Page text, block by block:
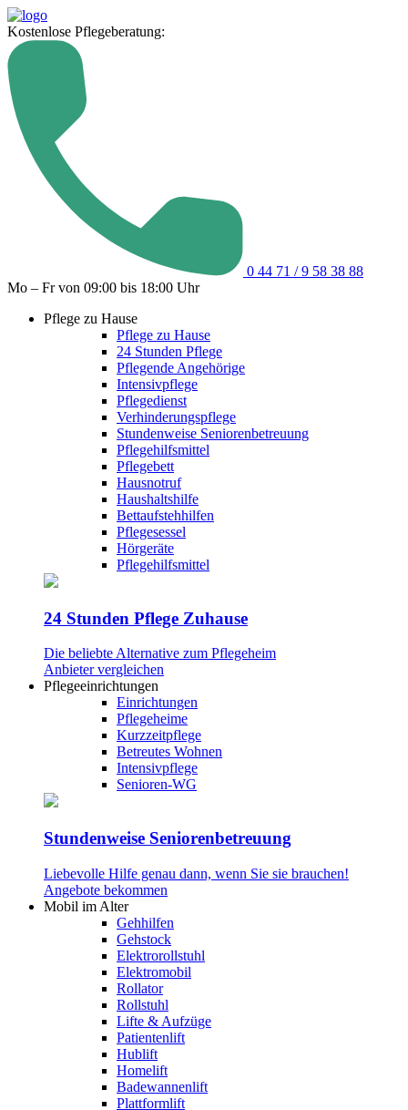
Kostenlose Pflegeberatung:
0 44 71 / 9 58 38 88
Mo – Fr von 09:00 bis 18:00 Uhr
Pflege zu Hause
Pflege zu Hause
24 Stunden Pflege
Pflegende Angehörige
Intensivpflege
Pflegedienst
Verhinderungspflege
Stundenweise Seniorenbetreuung
Pflegehilfsmittel
Pflegebett
Hausnotruf
Haushaltshilfe
Bettaufstehhilfen
Pflegesessel
Hörgeräte
Pflegehilfsmittel
24 Stunden Pflege Zuhause
Die beliebte Alternative zum Pflegeheim
Anbieter vergleichen
Pflegeeinrichtungen
Einrichtungen
Pflegeheime
Kurzzeitpflege
Betreutes Wohnen
Intensivpflege
Senioren-WG
Stundenweise Seniorenbetreuung
Liebevolle Hilfe genau dann, wenn Sie sie brauchen!
Angebote bekommen
Mobil im Alter
Gehhilfen
Gehstock
Elektrorollstuhl
Elektromobil
Rollator
Rollstuhl
Lifte & Aufzüge
Patientenlift
Hublift
Homelift
Badewannenlift
Plattformlift